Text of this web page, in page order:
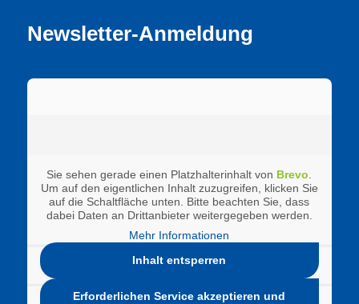
Newsletter-Anmeldung
Sie sehen gerade einen Platzhalterinhalt von Brevo
Um auf den eigentlichen Inhalt zuzugreifen, klicken Sie
auf die Schaltfläche unten. Bitte beachten Sie, dass
dabei Daten an Drittanbieter weitergegeben werden.
Mehr Informationen
Inhalt entsperren
Erforderlichen Service akzeptieren und